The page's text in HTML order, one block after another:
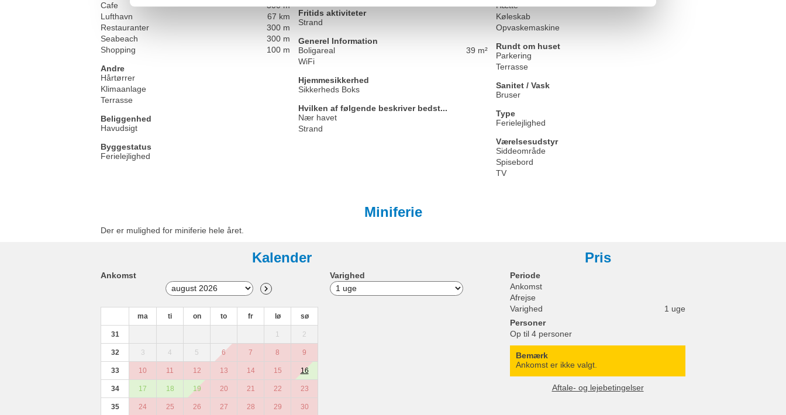
Cafe
300 m
Lufthavn
67 km
Restauranter
300 m
Seabeach
300 m
Shopping
100 m
Andre
Hårtørrer
Klimaanlage
Terrasse
Beliggenhed
Havudsigt
Byggestatus
Ferielejlighed
Fritids aktiviteter
Strand
Generel Information
Boligareal
39 m²
WiFi
Hjemmesikkerhed
Sikkerheds Boks
Hvilken af følgende beskriver bedst...
Nær havet
Strand
Hætte
Køleskab
Opvaskemaskine
Rundt om huset
Parkering
Terrasse
Sanitet / Vask
Bruser
Type
Ferielejlighed
Værelsesudstyr
Siddeområde
Spisebord
TV
Miniferie
Der er mulighed for miniferie hele året.
Kalender
Ankomst
ma ti on to fr lø sø
31 1 2
32 3 4 5 6 7 8 9
33 10 11 12 13 14 15 16
34 17 18 19 20 21 22 23
35 24 25 26 27 28 29 30
Varighed
Pris
Periode
Ankomst
Afrejse
Varighed
1 uge
Personer
Op til 4 personer
Bemærk
Ankomst er ikke valgt.
Aftale- og lejebetingelser